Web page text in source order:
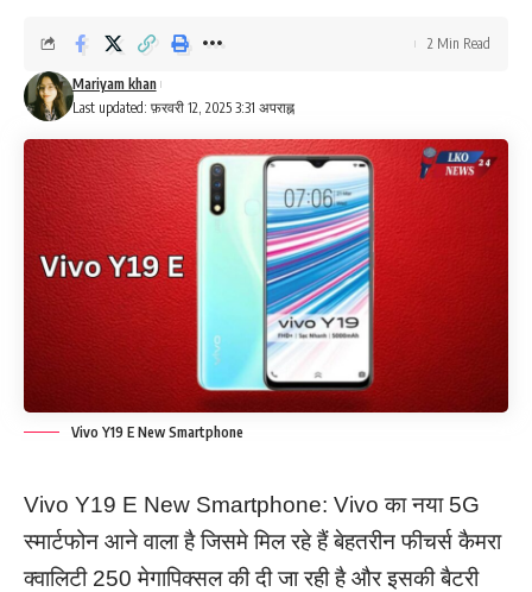
Last updated: फ़रवरी 12, 2025 3:31 अपराह्न
Mariyam khan
2 Min Read
Vivo Y19 E New Smartphone
Vivo Y19 E New Smartphone: Vivo का नया 5G
स्मार्टफोन आने वाला है जिसमे मिल रहे हैं बेहतरीन फीचर्स कैमरा
क्वालिटी 250 मेगापिक्सल की दी जा रही है और इसकी बैटरी